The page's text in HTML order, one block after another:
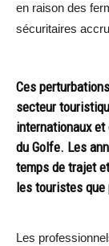
en raison des
sécuritaires
Ces
secteur
internationaux
du Golfe. Les
temps de trajet
les touristes que
Les